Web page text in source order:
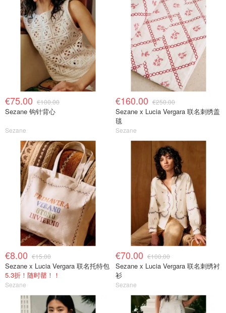
€75.00 €100.00
Sezane 钩针背心
Sezane
€160.00 €250.00
Sezane x Lucia Vergara 联名刺绣盖
毯
Sezane
€8.00 €15.00
Sezane x Lucia Vergara 联名托特包
5.3折！随时罄！！
Sezane
€70.00 €100.00
Sezane x Lucia Vergara 联名刺绣衬
衫
Sezane